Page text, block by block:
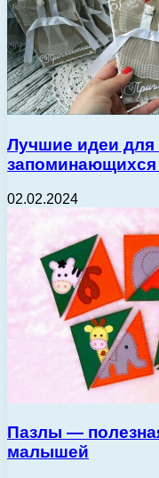
Лучшие идеи для
запоминающихся
02.02.2024
Пазлы —
малышей